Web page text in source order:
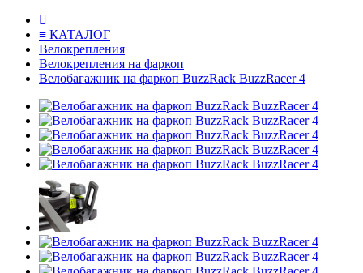
≡ КАТАЛОГ
Велокрепления
Велокрепления на фаркоп
Велобагажник на фаркоп BuzzRack BuzzRacer 4